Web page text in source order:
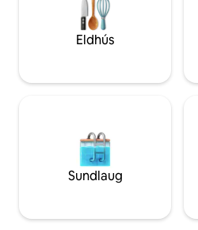
endurgjalds, snjallsjónvarp, aircon,
fullbúið eldhús og baðherbergi.
Eldhús
Sundlaug